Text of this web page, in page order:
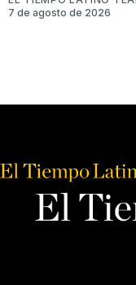
7 de agosto de 2026